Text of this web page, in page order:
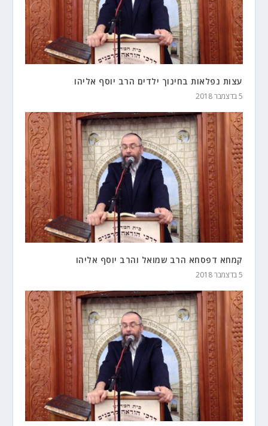
עצות נפלאות בחינוך ילדים הרב יוסף אליהו
5 בדצמבר 2018
קמחא דפסחא הרב שמואל והרב יוסף אליהו
5 בדצמבר 2018